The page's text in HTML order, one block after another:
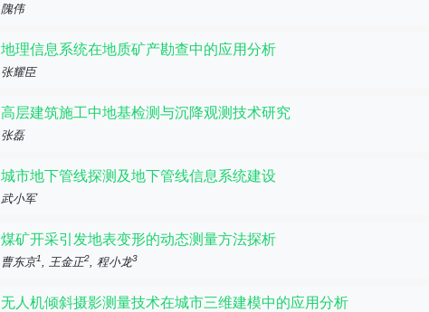
隗伟
地理信息系统在地质矿产勘查中的应用分析
张耀臣
高层建筑施工中地基检测与沉降观测技术研究
张磊
城市地下管线探测及地下管线信息系统建设
武小军
煤矿开采引发地表变形的动态测量方法探析
曹东京1, 王金正2, 程小龙3
无人机倾斜摄影测量技术在城市三维建模中的应用分析